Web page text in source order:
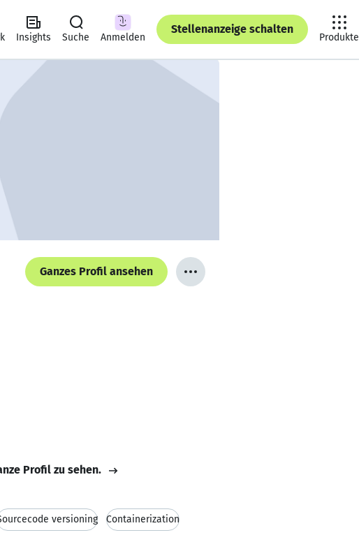
Insights Suche Anmelden
Stellenanzeige schalten
Produkte
Ganzes Profil ansehen
Profil zu sehen.
versioning Containerization